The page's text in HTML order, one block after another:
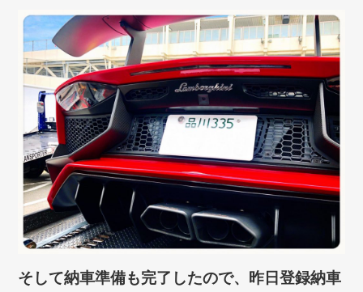
そして納車準備も完了したので、昨日登録納車